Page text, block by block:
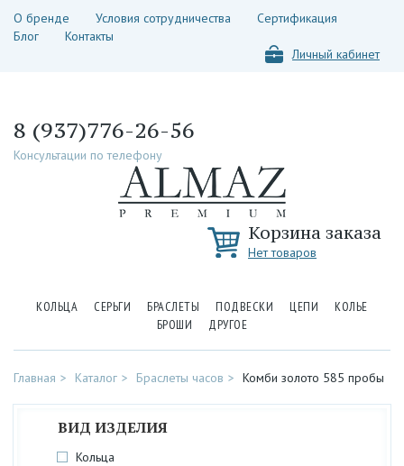
О бренде Условия сотрудничества
Сертификация
Блог
Контакты
Личный кабинет
8 (937)776-26-56
Консультации по телефону
Корзина заказа
Нет товаров
КОЛЬЦА СЕРЬГИ БРАСЛЕТЫ ПОДВЕСКИ ЦЕПИ
КОЛЬЕ
БРОШИ
ДРУГОЕ
Главная Каталог Браслеты часов Комби золото 585 пробы
ВИД ИЗДЕЛИЯ
Кольца